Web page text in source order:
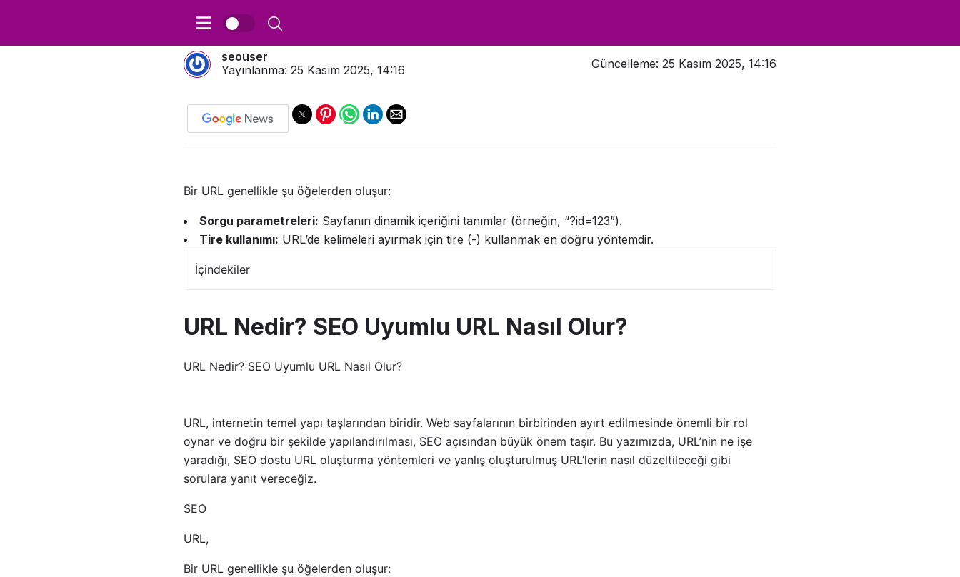
URL Nedir? SEO Uyumlu URL Nasıl Olur?
seouser
Yayınlanma: 25 Kasım 2025, 14:16 Güncelleme: 25 Kasım 2025, 14:16
Bir URL genellikle şu öğelerden oluşur:
Sorgu parametreleri: Sayfanın dinamik içeriğini tanımlar (örneğin, “?id=123”).
Tire kullanımı: URL’de kelimeleri ayırmak için tire (-) kullanmak en doğru yöntemdir.
İçindekiler
URL Nedir? SEO Uyumlu URL Nasıl Olur?
URL Nedir? SEO Uyumlu URL Nasıl Olur?
URL, internetin temel yapı taşlarından biridir. Web sayfalarının birbirinden ayırt edilmesinde önemli bir rol
oynar ve doğru bir şekilde yapılandırılması, SEO açısından büyük önem taşır. Bu yazımızda, URL’nin ne işe
yaradığı, SEO dostu URL oluşturma yöntemleri ve yanlış oluşturulmuş URL’lerin nasıl düzeltileceği gibi
sorulara yanıt vereceğiz.
SEO
URL,
Bir URL genellikle şu öğelerden oluşur: